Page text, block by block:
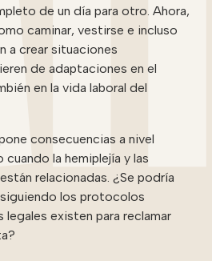
de un día para otro. Ahora,
caminar, vestirse e incluso
a crear situaciones
de adaptaciones en el
en la vida laboral del
consecuencias a nivel
la hemiplejía y las
relacionadas. ¿Se podría
los protocolos
legales existen para reclamar